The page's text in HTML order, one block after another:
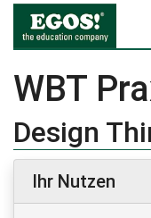
WBT
Design
Ihr Nutzen